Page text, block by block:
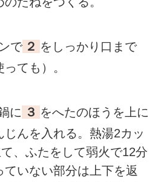
で ２ をしっかり口まで
ても）。
に ３ をへたのほうを上に
んを入れる。熱湯2カッ
、ふたをして弱火で12分
いない部分は上下を返